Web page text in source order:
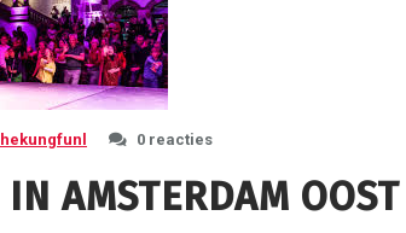
0 reacties
IN AMSTERDAM OOST